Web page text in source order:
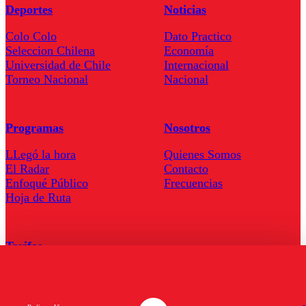
Deportes
Colo Colo
Seleccion Chilena
Universidad de Chile
Torneo Nacional
Noticias
Dato Practico
Economía
Internacional
Nacional
Programas
LLegó la hora
El Radar
Enfoqué Público
Hoja de Ruta
Nosotros
Quienes Somos
Contacto
Frecuencias
Tarifas